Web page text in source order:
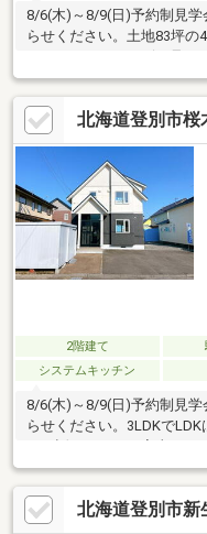
8/6(木)～8/9(日)予約制見学
らせください。土地83坪の
をしながら、テレビを見な
も1坪ですので足を伸ばし
す。【リフォーム内容】外
換、トイレ新品交換、断熱
換、玄関収納取付、クロス
北海道登別市桜
2階建て
システムキッチン
8/6(木)～8/9(日)予約制見学
らせください。3LDKで
出れますので天気の良い日
いいですね。ユニットバス
日の疲れも癒せますね。追
場も3台駐車できます。【
北海道登別市新